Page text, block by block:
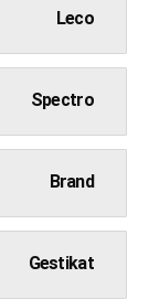
Leco
Spectro
Brand
Gestikat